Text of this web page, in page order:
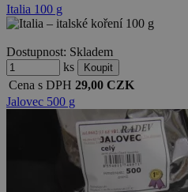
Italia 100 g
Dostupnost: Skladem
ks
Cena s DPH 29,00 CZK
Jalovec 500 g